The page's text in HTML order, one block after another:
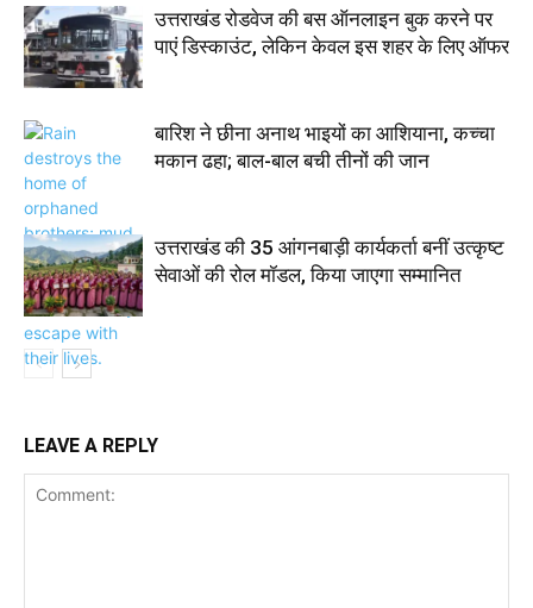
उत्तराखंड रोडवेज की बस ऑनलाइन बुक करने पर
पाएं डिस्काउंट, लेकिन केवल इस शहर के लिए ऑफर
बारिश ने छीना अनाथ भाइयों का आशियाना, कच्चा
मकान ढहा; बाल-बाल बची तीनों की जान
उत्तराखंड की 35 आंगनबाड़ी कार्यकर्ता बनीं उत्कृष्ट
सेवाओं की रोल मॉडल, किया जाएगा सम्मानित
LEAVE A REPLY